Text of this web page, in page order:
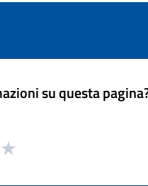
su questa